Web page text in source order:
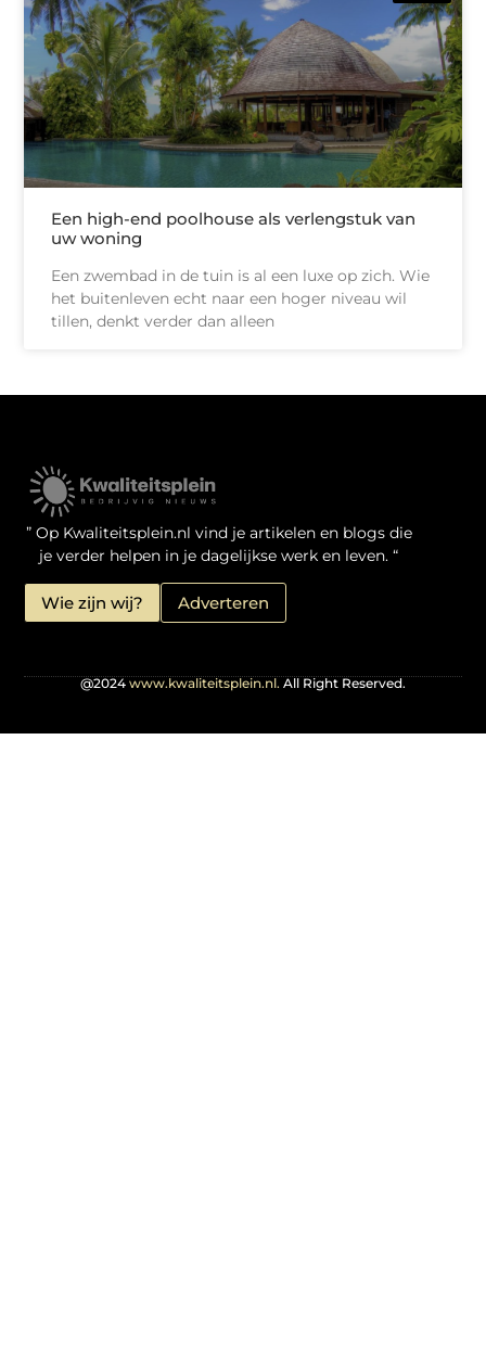
Een high-end poolhouse als verlengstuk van
uw woning
Een zwembad in de tuin is al een luxe op zich. Wie
het buitenleven echt naar een hoger niveau wil
tillen, denkt verder dan alleen
” Op Kwaliteitsplein.nl vind je artikelen en blogs die
je verder helpen in je dagelijkse werk en leven. “
Wie zijn wij? Adverteren
@2024 www.kwaliteitsplein.nl. All Right Reserved.